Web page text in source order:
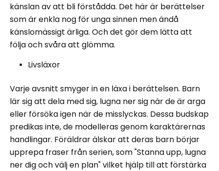
känslan av att bli förstådda. Det här är berättelser
som är enkla nog för unga sinnen men ändå
känslomässigt ärliga. Och det gör dem lätta att
följa och svåra att glömma.
Livsläxor
Varje avsnitt smyger in en läxa i berättelsen. Barn
lär sig att dela med sig, lugna ner sig när de är arga
eller försöka igen när de misslyckas. Dessa budskap
predikas inte, de modelleras genom karaktärernas
handlingar. Föräldrar älskar att deras barn börjar
upprepa fraser från serien, som "Stanna upp, lugna
ner dig och välj en plan" vilket hjälp till att förstärka